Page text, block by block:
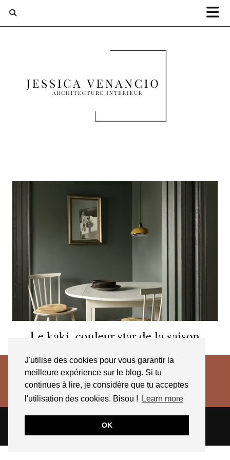
J'utilise des cookies pour vous garantir la
meilleure expérience sur le blog. Si tu
continues à lire, je considère que tu acceptes
l'utilisation des cookies. Bisou !
Learn more
OK
Le kaki, couleur star de la saison
THEME CREATED BYpipdig